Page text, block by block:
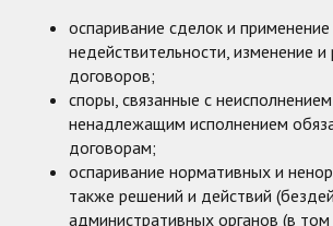
оспаривание сделок и
недействительности, изменение
договоров;
споры, связанные с
ненадлежащим исполнением
договорам;
оспаривание нормативных и
также решений и действий
административных органов (в том